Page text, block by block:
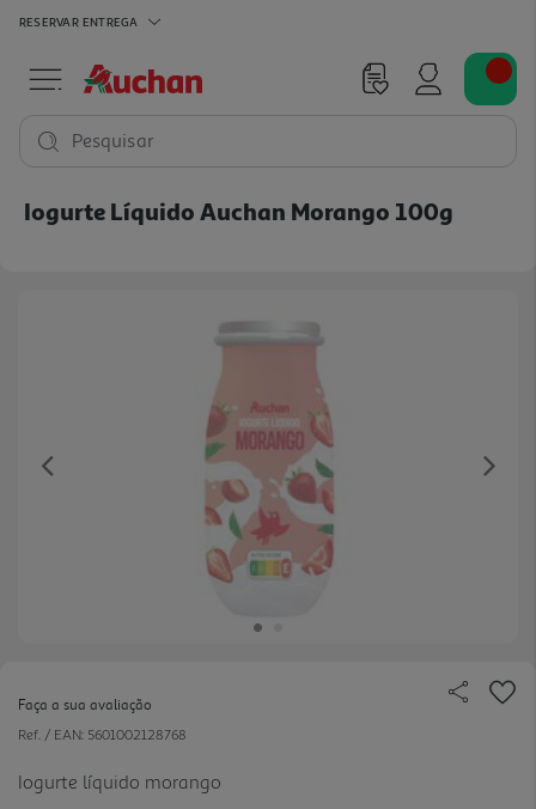
RESERVAR ENTREGA
Pesquisar
Iogurte Líquido Auchan Morango 100g
Previous
Faça a sua avaliação
Ref. / EAN: 5601002128768
Iogurte líquido morango